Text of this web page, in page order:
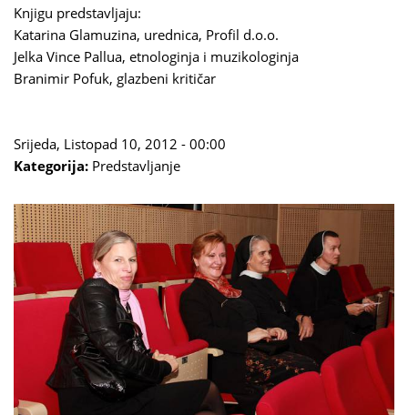
Knjigu predstavljaju:
Katarina Glamuzina, urednica, Profil d.o.o.
Jelka Vince Pallua, etnologinja i muzikologinja
Branimir Pofuk, glazbeni kritičar
Srijeda, Listopad 10, 2012 - 00:00
Kategorija: Predstavljanje